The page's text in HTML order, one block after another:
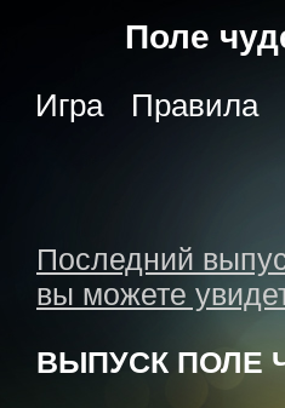
Поле
Игра Правила
Последний
вы можете
ВЫПУСК ПОЛЕ